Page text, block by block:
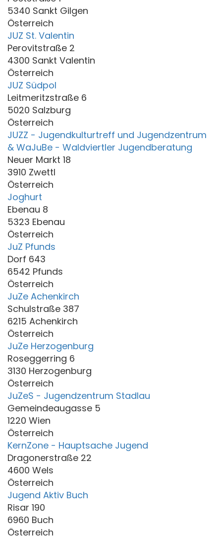
5340 Sankt Gilgen
Österreich
JUZ St. Valentin
Perovitstraße 2
4300 Sankt Valentin
Österreich
JUZ Südpol
Leitmeritzstraße 6
5020 Salzburg
Österreich
JUZZ - Jugendkulturtreff und Jugendzentrum
& WaJuBe - Waldviertler Jugendberatung
Neuer Markt 18
3910 Zwettl
Österreich
Joghurt
Ebenau 8
5323 Ebenau
Österreich
JuZ Pfunds
Dorf 643
6542 Pfunds
Österreich
JuZe Achenkirch
Schulstraße 387
6215 Achenkirch
Österreich
JuZe Herzogenburg
Roseggerring 6
3130 Herzogenburg
Österreich
JuZeS - Jugendzentrum Stadlau
Gemeindeaugasse 5
1220 Wien
Österreich
KernZone - Hauptsache Jugend
Dragonerstraße 22
4600 Wels
Österreich
Jugend Aktiv Buch
Risar 190
6960 Buch
Österreich